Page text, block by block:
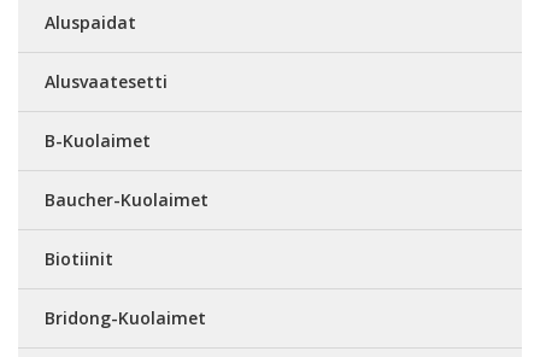
Aluspaidat
Alusvaatesetti
B-Kuolaimet
Baucher-Kuolaimet
Biotiinit
Bridong-Kuolaimet